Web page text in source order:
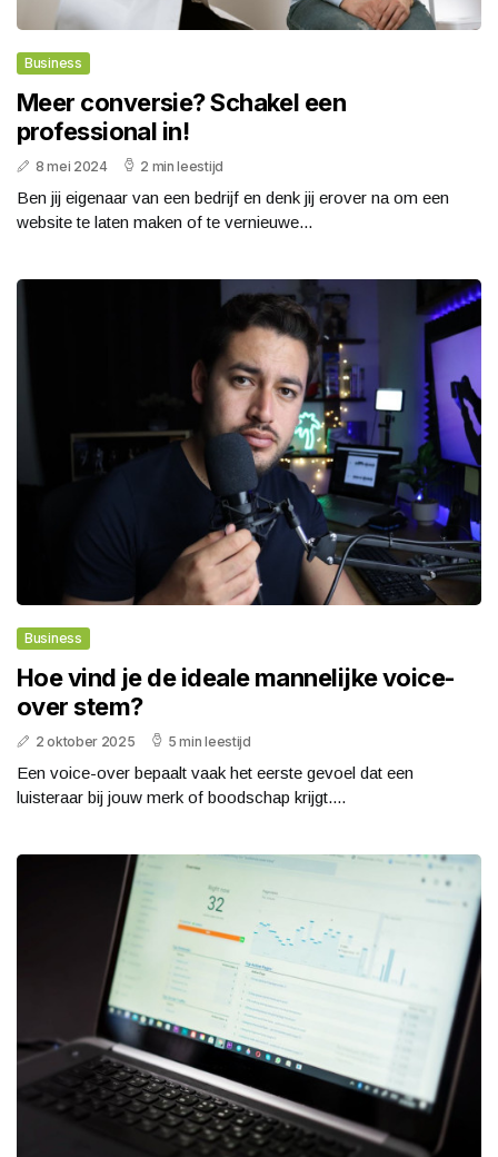
Business
Meer conversie? Schakel een
professional in!
8 mei 2024 2 min leestijd
Ben jij eigenaar van een bedrijf en denk jij erover na om een
website te laten maken of te vernieuwe...
Business
Hoe vind je de ideale mannelijke voice-
over stem?
2 oktober 2025 5 min leestijd
Een voice-over bepaalt vaak het eerste gevoel dat een
luisteraar bij jouw merk of boodschap krijgt....